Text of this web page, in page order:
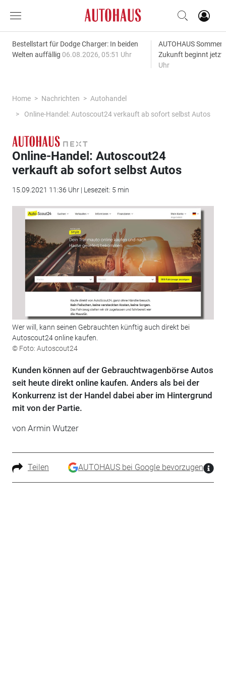
Bestellstart für Dodge Charger: In beiden
Welten auffällig 06.08.2026, 05:51 Uhr
AUTOHAUS
Zukunft beginnt jetzt
Uhr
Home Nachrichten
Autohandel
Online-Handel: Autoscout24 verkauft ab sofort selbst Autos
Online-Handel: Autoscout24
verkauft ab sofort selbst Autos
15.09.2021 11:36 Uhr | Lesezeit: 5 min
Wer will, kann seinen Gebrauchten künftig auch direkt bei
Autoscout24 online kaufen.
© Foto: Autoscout24
Kunden können auf der Gebrauchtwagenbörse Autos
seit heute direkt online kaufen. Anders als bei der
Konkurrenz ist der Handel dabei aber im Hintergrund
mit von der Partie.
von Armin Wutzer
Teilen AUTOHAUS bei Google bevorzugen